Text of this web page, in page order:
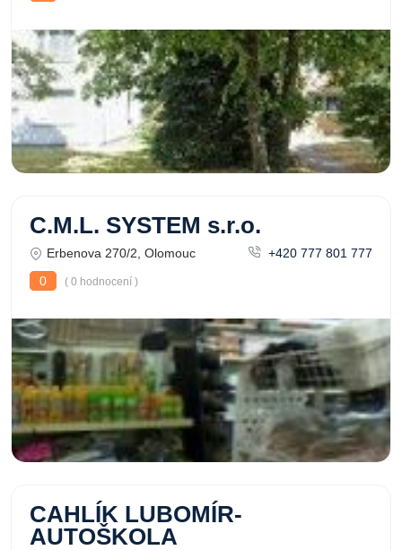
C.M.L. SYSTEM s.r.o.
Erbenova 270/2, Olomouc
+420 777 801 777
0
( 0 hodnocení )
CAHLÍK LUBOMÍR-
AUTOŠKOLA